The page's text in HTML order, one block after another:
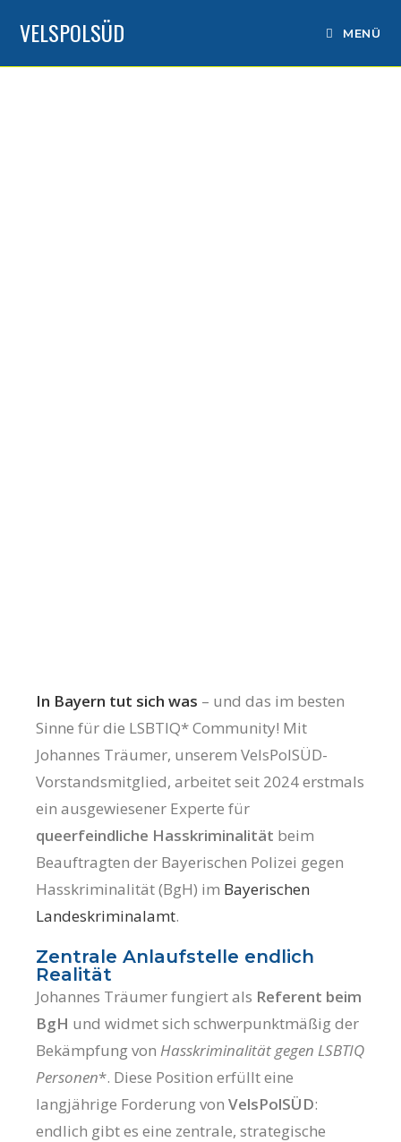
VELSPOLSÜD MENÜ
In Bayern tut sich was – und das im besten
Sinne für die LSBTIQ* Community! Mit
Johannes Träumer, unserem VelsPolSÜD-
Vorstandsmitglied, arbeitet seit 2024 erstmals
ein ausgewiesener Experte für
queerfeindliche Hasskriminalität beim
Beauftragten der Bayerischen Polizei gegen
Hasskriminalität (BgH) im Bayerischen
Landeskriminalamt.
Zentrale Anlaufstelle endlich
Realität
Johannes Träumer fungiert als Referent beim
BgH und widmet sich schwerpunktmäßig der
Bekämpfung von Hasskriminalität gegen LSBTIQ
Personen*. Diese Position erfüllt eine
langjährige Forderung von VelsPolSÜD:
endlich gibt es eine zentrale, strategische